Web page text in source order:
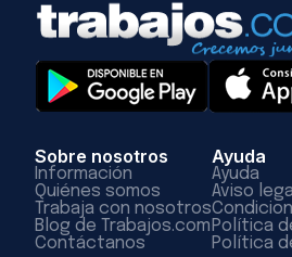
Sobre nosotros
Información
Quiénes somos
Trabaja con nosotros
Blog de Trabajos.com
Contáctanos
Ayuda
Ayuda
Aviso
Política
Política